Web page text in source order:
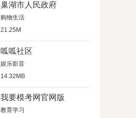
巢湖市人民政府
购物生活
21.25M
呱呱社区
娱乐影音
14.32MB
我要模考网官网版
教育学习